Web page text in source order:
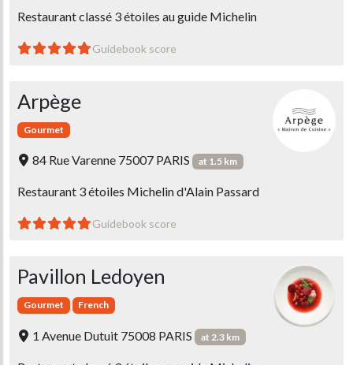
Restaurant classé 3 étoiles au guide Michelin
Guidebook score
Arpège
Gourmet
84 Rue Varenne 75007 PARIS at 1.5 km
Restaurant 3 étoiles Michelin d'Alain Passard
Guidebook score
Pavillon Ledoyen
Gourmet French
1 Avenue Dutuit 75008 PARIS at 2.3 km